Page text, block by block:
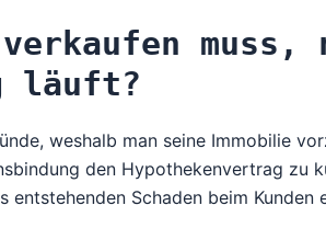
muss,
läuft?
weshalb man seine Immobilie
den Hypothekenvertrag zu
Schaden beim Kunden